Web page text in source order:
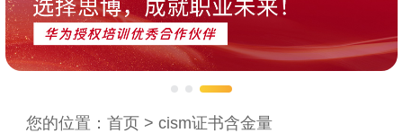
您的位置：首页 >cism证书含金量